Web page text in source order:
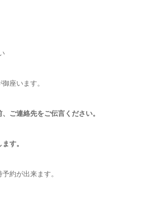
座います。
ご連絡先をご伝言ください。
す。
約が出来ます。